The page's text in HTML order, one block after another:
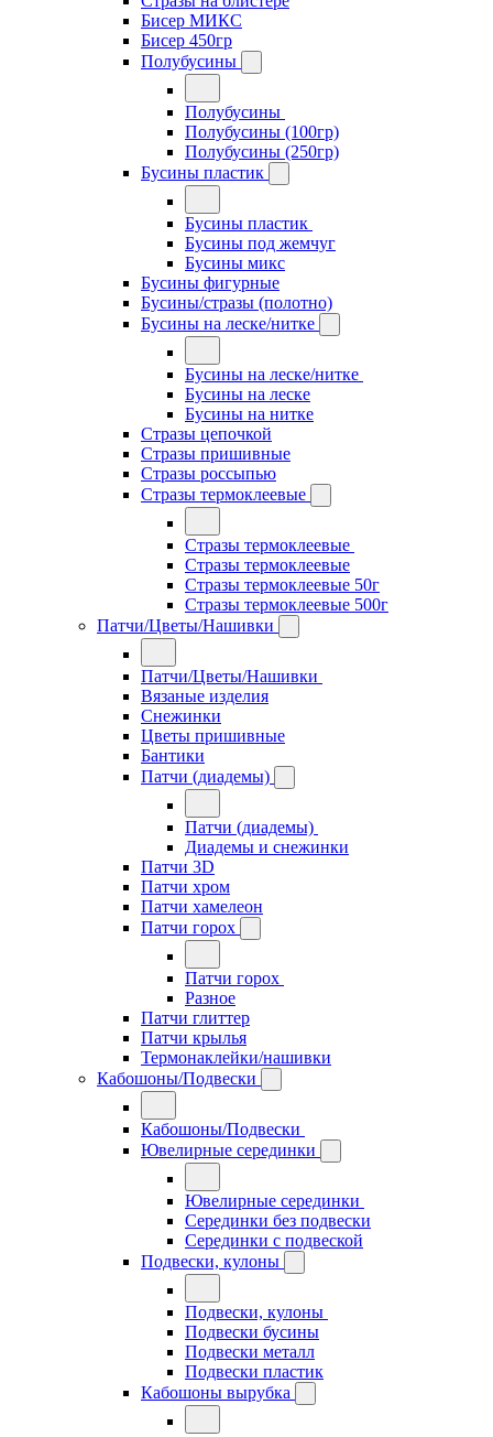
Бисер МИКС
Бисер 450гр
Полубусины
Полубусины
Полубусины (100гр)
Полубусины (250гр)
Бусины пластик
Бусины пластик
Бусины под жемчуг
Бусины микс
Бусины фигурные
Бусины/стразы (полотно)
Бусины на леске/нитке
Бусины на леске/нитке
Бусины на леске
Бусины на нитке
Стразы цепочкой
Стразы пришивные
Стразы россыпью
Стразы термоклеевые
Стразы термоклеевые
Стразы термоклеевые
Стразы термоклеевые 50г
Стразы термоклеевые 500г
Патчи/Цветы/Нашивки
Патчи/Цветы/Нашивки
Вязаные изделия
Снежинки
Цветы пришивные
Бантики
Патчи (диадемы)
Патчи (диадемы)
Диадемы и снежинки
Патчи 3D
Патчи хром
Патчи хамелеон
Патчи горох
Патчи горох
Разное
Патчи глиттер
Патчи крылья
Термонаклейки/нашивки
Кабошоны/Подвески
Кабошоны/Подвески
Ювелирные серединки
Ювелирные серединки
Серединки без подвески
Серединки с подвеской
Подвески, кулоны
Подвески, кулоны
Подвески бусины
Подвески металл
Подвески пластик
Кабошоны вырубка